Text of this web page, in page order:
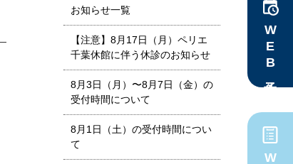
WEB予約
お知らせ一覧
【注意】8月17日（月）ペリエ
千葉休館に伴う休診のお知らせ
8月3日（月）〜8月7日（金）の
受付時間について
8月1日（土）の受付時間につい
て